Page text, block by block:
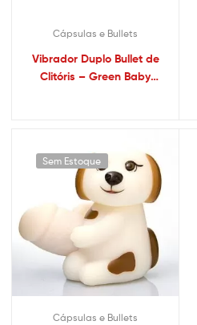
Cápsulas e Bullets
Vibrador Duplo Bullet de
Clitóris – Green Baby
Sem Estoque
Cápsulas e Bullets